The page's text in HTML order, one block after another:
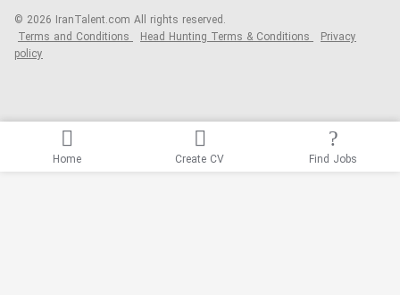
© 2026 IranTalent.com All rights reserved.
Terms and Conditions Head Hunting Terms & Conditions Privacy
policy
Home Create CV Find Jobs